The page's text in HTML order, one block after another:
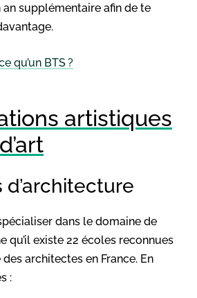
an supplémentaire afin de te
qu’un BTS ?
artistiques
d’architecture
dans le domaine de
qu’il existe 22 écoles reconnues
des architectes en France. En
: